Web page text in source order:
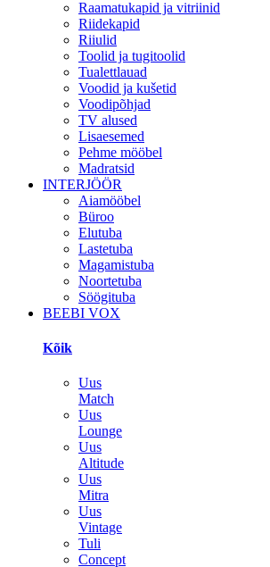
Raamatukapid ja vitriinid
Riidekapid
Riiulid
Toolid ja tugitoolid
Tualettlauad
Voodid ja kušetid
Voodipõhjad
TV alused
Lisaesemed
Pehme mööbel
Madratsid
INTERJÖÖR
Aiamööbel
Büroo
Elutuba
Lastetuba
Magamistuba
Noortetuba
Söögituba
BEEBI VOX
Kõik
Uus
Match
Uus
Lounge
Uus
Altitude
Uus
Mitra
Uus
Vintage
Tuli
Concept